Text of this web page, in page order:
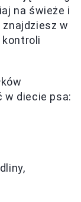
na świeże i
znajdziesz w
w diecie psa: